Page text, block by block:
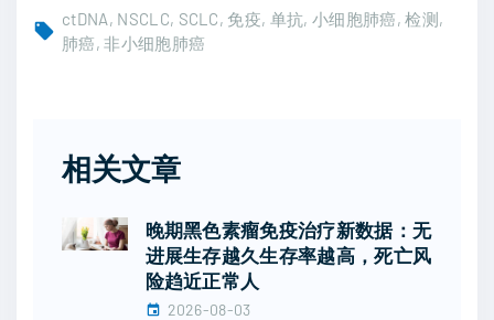
ctDNA NSCLC SCLC 免疫 单抗 小细胞肺癌 检测
肺癌 非小细胞肺癌
相关文章
晚期黑色素瘤免疫治疗新数据：无
进展生存越久生存率越高，死亡风
险趋近正常人
2026-08-03